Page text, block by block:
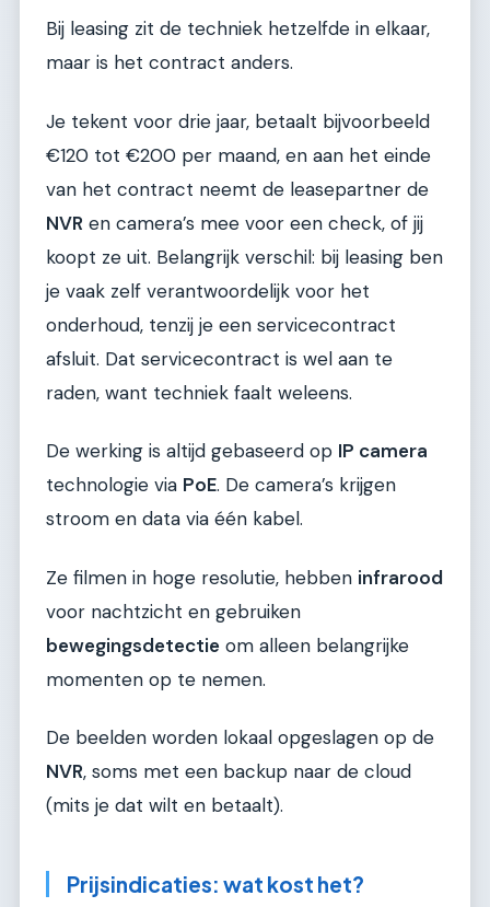
Bij leasing zit de techniek hetzelfde in elkaar,
maar is het contract anders.
Je tekent voor drie jaar, betaalt bijvoorbeeld
€120 tot €200 per maand, en aan het einde
van het contract neemt de leasepartner de
NVR en camera’s mee voor een check, of jij
koopt ze uit. Belangrijk verschil: bij leasing ben
je vaak zelf verantwoordelijk voor het
onderhoud, tenzij je een servicecontract
afsluit. Dat servicecontract is wel aan te
raden, want techniek faalt weleens.
De werking is altijd gebaseerd op IP camera
technologie via PoE. De camera’s krijgen
stroom en data via één kabel.
Ze filmen in hoge resolutie, hebben infrarood
voor nachtzicht en gebruiken
bewegingsdetectie om alleen belangrijke
momenten op te nemen.
De beelden worden lokaal opgeslagen op de
NVR, soms met een backup naar de cloud
(mits je dat wilt en betaalt).
Prijsindicaties: wat kost het?